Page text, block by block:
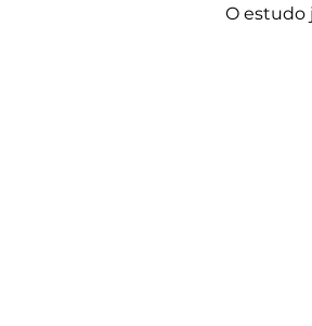
O estudo